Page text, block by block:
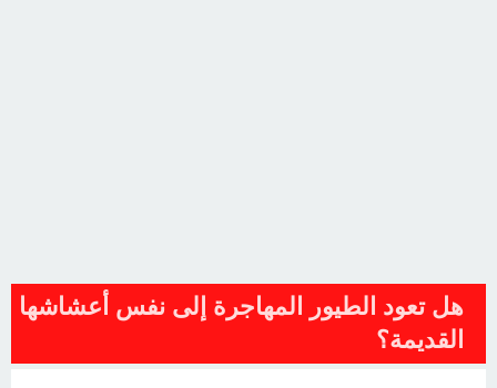
هل تعود الطيور المهاجرة إلى نفس أعشاشها
القديمة؟